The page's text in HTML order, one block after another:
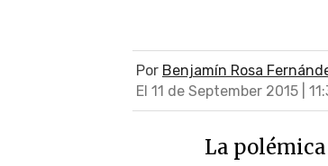
Por Benjamín Rosa
El 11 de September 2015 |
La